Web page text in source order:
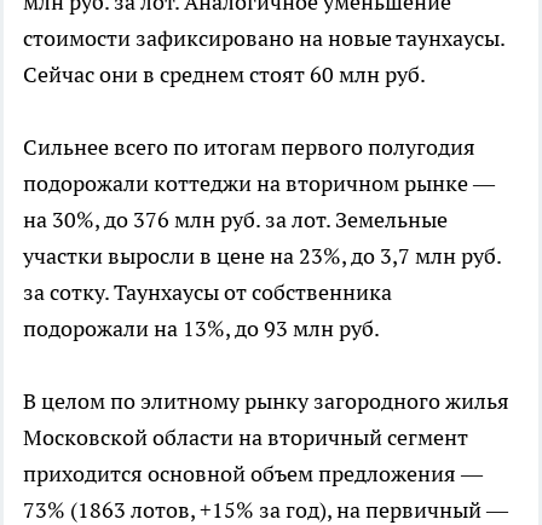
стоимости зафиксировано на новые таунхаусы.
Сейчас они в среднем стоят 60 млн руб.
Сильнее всего по итогам первого полугодия
подорожали коттеджи на вторичном рынке —
на 30%, до 376 млн руб. за лот. Земельные
участки выросли в цене на 23%, до 3,7 млн руб.
за сотку. Таунхаусы от собственника
подорожали на 13%, до 93 млн руб.
В целом по элитному рынку загородного жилья
Московской области на вторичный сегмент
приходится основной объем предложения —
73% (1863 лотов, +15% за год), на первичный —